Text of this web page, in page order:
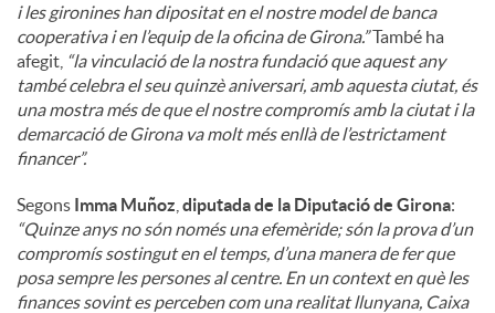
i les gironines han dipositat en el nostre model de banca
cooperativa i en l’equip de la oficina de Girona.”També ha
afegit, “la vinculació de la nostra fundació que aquest any
també celebra el seu quinzè aniversari, amb aquesta ciutat, és
una mostra més de que el nostre compromís amb la ciutat i la
demarcació de Girona va molt més enllà de l’estrictament
financer”.
Segons Imma Muñoz diputada de la Diputació de Girona:
“Quinze anys no són només una efemèride; són la prova d’un
compromís sostingut en el temps, d’una manera de fer que
posa sempre les persones al centre. En un context en què les
finances sovint es perceben com una realitat llunyana, Caixa